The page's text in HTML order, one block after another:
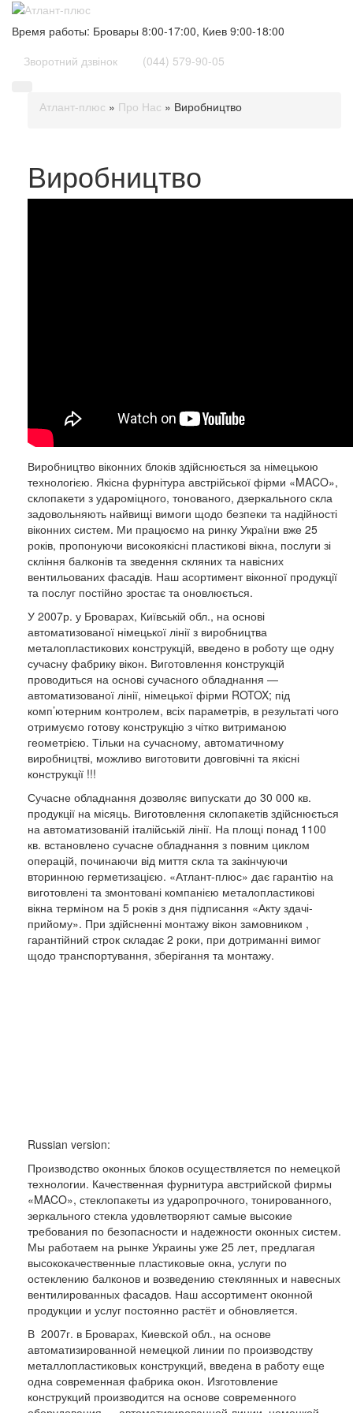
Время работы: Бровары 8:00-17:00, Киев 9:00-18:00
Зворотний дзвінок
(044) 579-90-05
Атлант-плюс » Про Нас » Виробництво
Виробництво
Виробництво віконних блоків здійснюється за німецькою
технологією. Якісна фурнітура австрійської фірми «MACO»,
склопакети з удароміцного, тонованого, дзеркального скла
задовольняють найвищі вимоги щодо безпеки та надійності
віконних систем. Ми працюємо на ринку України вже 25
років, пропонуючи високоякісні пластикові вікна, послуги зі
скління балконів та зведення скляних та навісних
вентильованих фасадів. Наш асортимент віконної продукції
та послуг постійно зростає та оновлюється.
У 2007р. у Броварах, Київській обл., на основі
автоматизованої німецької лінії з виробництва
металопластикових конструкцій, введено в роботу ще одну
сучасну фабрику вікон. Виготовлення конструкцій
проводиться на основі сучасного обладнання —
автоматизованої лінії, німецької фірми ROTOX; під
комп’ютерним контролем, всіх параметрів, в результаті чого
отримуємо готову конструкцію з чітко витриманою
геометрією. Тільки на сучасному, автоматичному
виробництві, можливо виготовити довговічні та якісні
конструкції !!!
Сучасне обладнання дозволяє випускати до 30 000 кв.
продукції на місяць. Виготовлення склопакетів здійснюється
на автоматизованій італійській лінії. На площі понад 1100
кв. встановлено сучасне обладнання з повним циклом
операцій, починаючи від миття скла та закінчуючи
вторинною герметизацією. «Атлант-плюс» дає гарантію на
виготовлені та змонтовані компанією металопластикові
вікна терміном на 5 років з дня підписання «Акту здачі-
прийому». При здійсненні монтажу вікон замовником ,
гарантійний строк складає 2 роки, при дотриманні вимог
щодо транспортування, зберігання та монтажу.
Russian version:
Производство оконных блоков осуществляется по немецкой
технологии. Качественная фурнитура австрийской фирмы
«MACO», стеклопакеты из ударопрочного, тонированного,
зеркального стекла удовлетворяют самые высокие
требования по безопасности и надежности оконных систем.
Мы работаем на рынке Украины уже 25 лет, предлагая
высококачественные пластиковые окна, услуги по
остеклению балконов и возведению стеклянных и навесных
вентилированных фасадов. Наш ассортимент оконной
продукции и услуг постоянно растёт и обновляется.
В 2007г. в Броварах, Киевской обл., на основе
автоматизированной немецкой линии по производству
металлопластиковых конструкций, введена в работу еще
одна современная фабрика окон. Изготовление
конструкций производится на основе современного